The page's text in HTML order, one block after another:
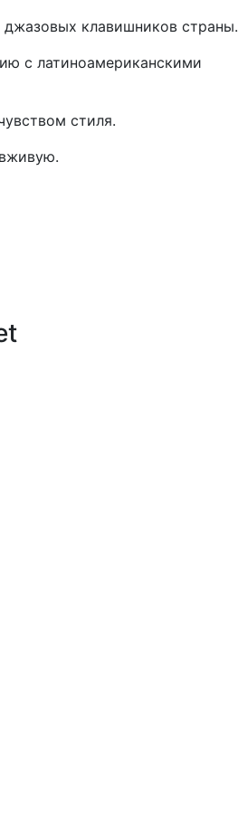
клавишников страны.
с латиноамериканскими
стиля.